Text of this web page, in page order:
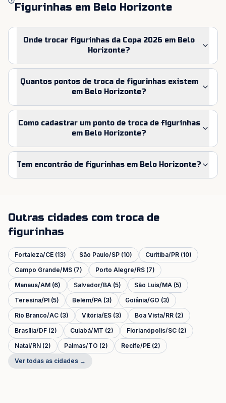
Figurinhas em Belo Horizonte
Onde trocar figurinhas da Copa 2026 em Belo
Horizonte?
Quantos pontos de troca de figurinhas existem
em Belo Horizonte?
Como cadastrar um ponto de troca de figurinhas
em Belo Horizonte?
Tem encontrão de figurinhas em Belo Horizonte?
Outras cidades com troca de
figurinhas
Fortaleza/CE (13) São Paulo/SP (10) Curitiba/PR (10)
Campo Grande/MS (7) Porto Alegre/RS (7)
Manaus/AM (6) Salvador/BA (5) São Luís/MA (5)
Teresina/PI (5) Belém/PA (3) Goiânia/GO (3)
Rio Branco/AC (3) Vitória/ES (3) Boa Vista/RR (2)
Brasília/DF (2) Cuiabá/MT (2) Florianópolis/SC (2)
Natal/RN (2) Palmas/TO (2) Recife/PE (2)
Ver todas as cidades →